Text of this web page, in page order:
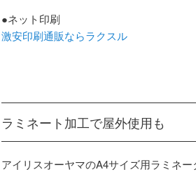
●ネット印刷
激安印刷通販ならラクスル
ラミネート加工で屋外使用も
アイリスオーヤマのA4サイズ用ラミネ